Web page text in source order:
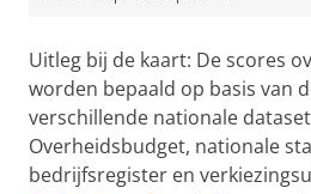
Uitleg bij de kaart: De scores
worden bepaald op basis van
verschillende nationale
Overheidsbudget, nationale
bedrijfsregister en